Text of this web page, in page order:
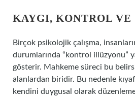
KAYGI, KONTROL
Birçok psikolojik çalışma,
durumlarında “kontrol illüzyonu”
gösterir. Mahkeme süreci bu
alanlardan biridir. Bu nedenle
kendini duygusal olarak